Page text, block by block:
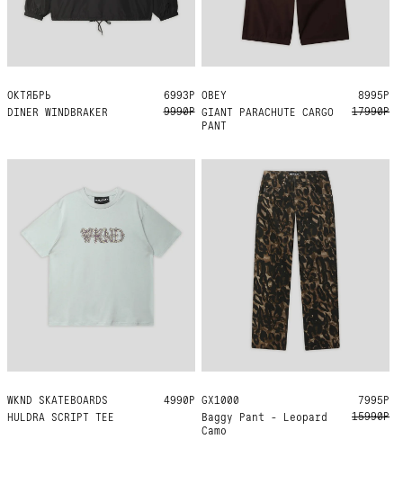
ОКТЯБРЬ
DINER WINDBRAKER
S M L XL
6993Р
9990Р
OBEY
GIANT PARACHUTE CARGO
PANT
S
8995Р
17990Р
WKND SKATEBOARDS
HULDRA SCRIPT TEE
M L XL 4990Р GX1000
Baggy Pant - Leopard
Camo
34 32
7995Р
15990Р